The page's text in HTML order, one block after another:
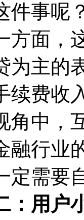
件事呢
方面，
为主的
续费收
角中，
融行业
定需要
：用户